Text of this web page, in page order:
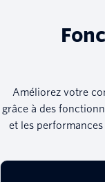
Améliorez votre
grâce à des
et les